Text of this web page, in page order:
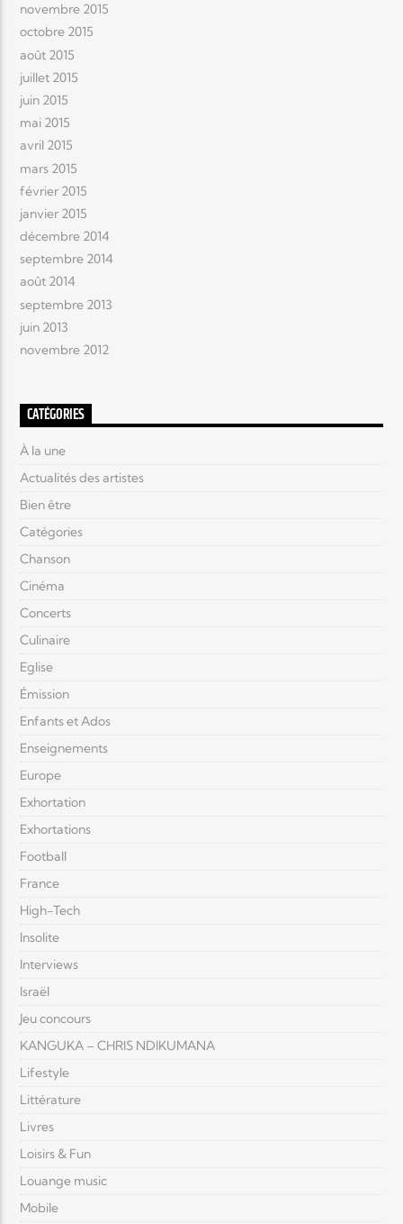
novembre 2015
octobre 2015
août 2015
juillet 2015
juin 2015
mai 2015
avril 2015
mars 2015
février 2015
janvier 2015
décembre 2014
septembre 2014
août 2014
septembre 2013
juin 2013
novembre 2012
CATÉGORIES
À la une
Actualités des artistes
Bien être
Catégories
Chanson
Cinéma
Concerts
Culinaire
Eglise
Émission
Enfants et Ados
Enseignements
Europe
Exhortation
Exhortations
Football
France
High-Tech
Insolite
Interviews
Israël
Jeu concours
KANGUKA – CHRIS NDIKUMANA
Lifestyle
Littérature
Livres
Loisirs & Fun
Louange music
Mobile